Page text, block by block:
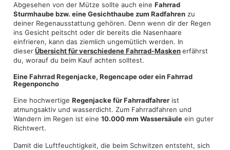
Abgesehen von der Mütze sollte auch eine Fahrrad
Sturmhaube bzw. eine Gesichthaube zum Radfahren zu
deiner Regenausstattung gehören. Denn wenn dir der Regen
ins Gesicht peitscht oder dir bereits die Nasenhaare
einfrieren, kann das ziemlich ungemütlich werden. In
dieserÜbersicht für verschiedene Fahrrad-Maskenerfährst
du, worauf du beim Kauf achten solltest.
Eine Fahrrad Regenjacke, Regencape oder ein Fahrrad
Regenponcho
Eine hochwertige Regenjacke für Fahrradfahrer ist
atmungsaktiv und wasserdicht. Zum Fahrradfahren und
Wandern im Regen ist eine 10.000 mm Wassersäule ein guter
Richtwert.
Damit die Luftfeuchtigkeit, die beim Schwitzen entsteht, sich